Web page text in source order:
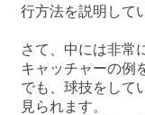
行方法を説明して
さて、中には非常
キャッチャーの例
でも、球技をして
見られます。